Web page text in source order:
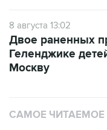
8 августа 13:02
Двое раненных
Геленджике
Москву
САМОЕ ЧИТАЕМОЕ